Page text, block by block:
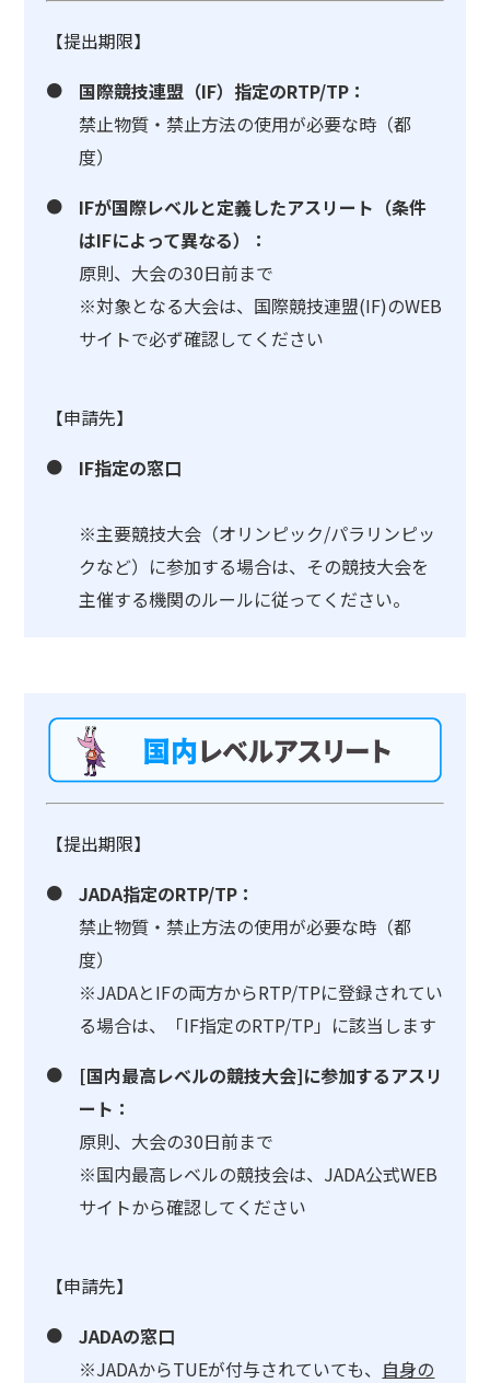
【提出期限】
国際競技連盟（IF）指定のRTP/TP：
禁止物質・禁止方法の使用が必要な時（都
度）
IFが国際レベルと定義したアスリート（条件
はIFによって異なる）：
原則、大会の30日前まで
※対象となる大会は、国際競技連盟(IF)のWEB
サイトで必ず確認してください
【申請先】
IF指定の窓口
※主要競技大会（オリンピック/パラリンピッ
クなど）に参加する場合は、その競技大会を
主催する機関のルールに従ってください。
【提出期限】
JADA指定のRTP/TP：
禁止物質・禁止方法の使用が必要な時（都
度）
※JADAとIFの両方からRTP/TPに登録されてい
る場合は、「IF指定のRTP/TP」に該当します
[国内最高レベルの競技大会]に参加するアスリ
ート：
原則、大会の30日前まで
※国内最高レベルの競技会は、JADA公式WEB
サイトから確認してください
【申請先】
JADAの窓口
※JADAからTUEが付与されていても、 自身の